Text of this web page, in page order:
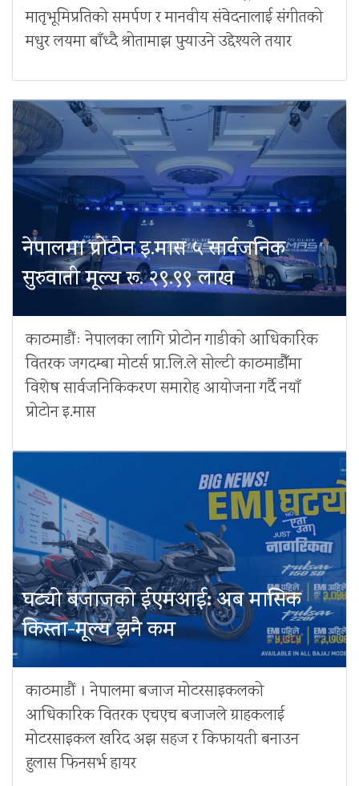
मातृभूमिप्रतिको समर्पण र मानवीय संवेदनालाई संगीतको
मधुर लयमा बाँध्दै श्रोतामाझ पुर्‍याउने उद्देश्यले तयार
नेपालमा प्रोटोन इ.मास ५ सार्वजनिक
सुरुवाती मूल्य रू. २९.९९ लाख
काठमाडौंः नेपालका लागि प्रोटोन गाडीको आधिकारिक
वितरक जगदम्बा मोटर्स प्रा.लि.ले सोल्टी काठमाडौँमा
विशेष सार्वजनिकिकरण समारोह आयोजना गर्दै नयाँ
प्रोटोन इ.मास
घट्यो बजाजको ईएमआई: अब मासिक
किस्ता-मूल्य झनै कम
काठमाडौं । नेपालमा बजाज मोटरसाइकलको
आधिकारिक वितरक एचएच बजाजले ग्राहकलाई
मोटरसाइकल खरिद अझ सहज र किफायती बनाउन
हुलास फिनसर्भ हायर